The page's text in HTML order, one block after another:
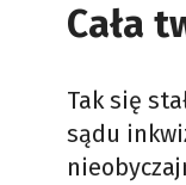
Cała
Tak się
sądu